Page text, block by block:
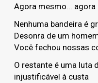
Agora mesmo...
Nenhuma bandeira é
Desonra de um
Você fechou nossas
O restante é uma luta
injustificável à custa